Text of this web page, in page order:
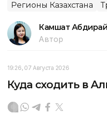
Регионы Казахстана
Камшат
Автор
19:26, 07 Августа 2026
Куда сходить в